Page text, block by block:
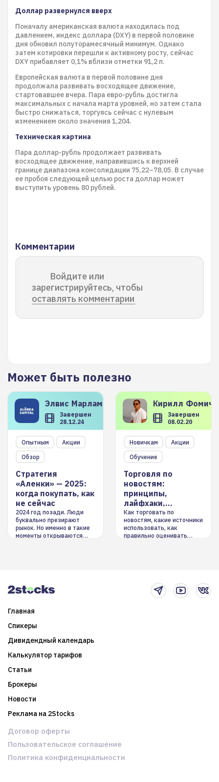
Доллар развернулся вверх
Поначалу американская валюта находилась под
давлением, индекс доллара (DXY) в первой половине
дня обновил полуторамесячный минимум. Однако
затем котировки перешли к активному росту, сейчас
DXY прибавляет 0,1% вблизи отметки 91,2 п.
Европейская валюта в первой половине дня
продолжала развивать восходящее движение,
стартовавшее вчера. Пара евро-рубль достигла
максимальных с начала марта уровней, но затем стала
быстро снижаться, торгуясь сейчас с нулевым
изменением около значения 1,204.
Техническая картина
Пара доллар-рубль продолжает развивать
восходящее движение, направившись к верхней
границе диапазона консолидации 75,22–78,05. В случае
ее пробоя следующей целью роста доллар может
выступить уровень 80 рублей.
Комментарии
Войдите или
зарегистрируйтесь, чтобы
оставлять комментарии
Может быть полезно
Элвис Марламов
Завершен
28.12.24
Опытным
Акции
Обзор
Стратегия
«Аленки» — 2025:
когда покупать, как
не сейчас
2024 год позади. Люди
буквально презирают
рынок. Но именно в такие
моменты открываются
Кирилл
Завершен
08.02.20
Новичкам
Акции
Обучение
Торговля по
новостям:
принципы,
лайфхаки,
инструменты
Как торговать по
новостям, какие источники
использовать, как
правильно оценивать
Главная
Спикеры
Дивидендный календарь
Калькулятор тарифов
Статьи
Брокеры
Новости
Реклама на 2Stocks
Договор оферты
Пользовательское соглашение
Политика конфиденциальности